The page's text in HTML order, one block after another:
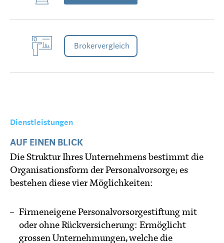
Brokervergleich
Dienstleistungen
AUF EINEN BLICK
Die Struktur Ihres Unternehmens bestimmt die
Organisationsform der Personalvorsorge; es
bestehen diese vier Möglichkeiten:
Firmeneigene Personalvorsorgestiftung mit
oder ohne Rückversicherung: Ermöglicht
grossen Unternehmungen, welche die